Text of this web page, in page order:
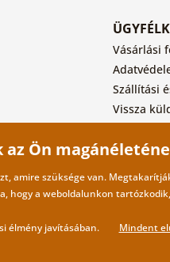
Vásárlási
Szállítási
Vissza
Copyright
az Ön
amire szüksége van.
hogy a weboldalunkon
élmény javításában. Mindent